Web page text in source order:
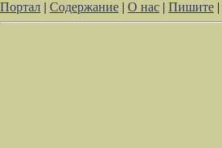
Портал | Содержание | О нас | Пишите |